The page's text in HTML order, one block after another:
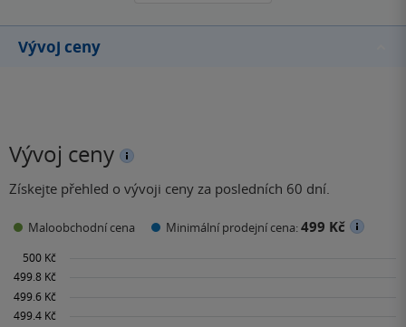
Vývoj ceny
Vývoj ceny
Získejte přehled o vývoji ceny za posledních 60 dní.
Maloobchodní cena Minimální prodejní cena:499 Kč